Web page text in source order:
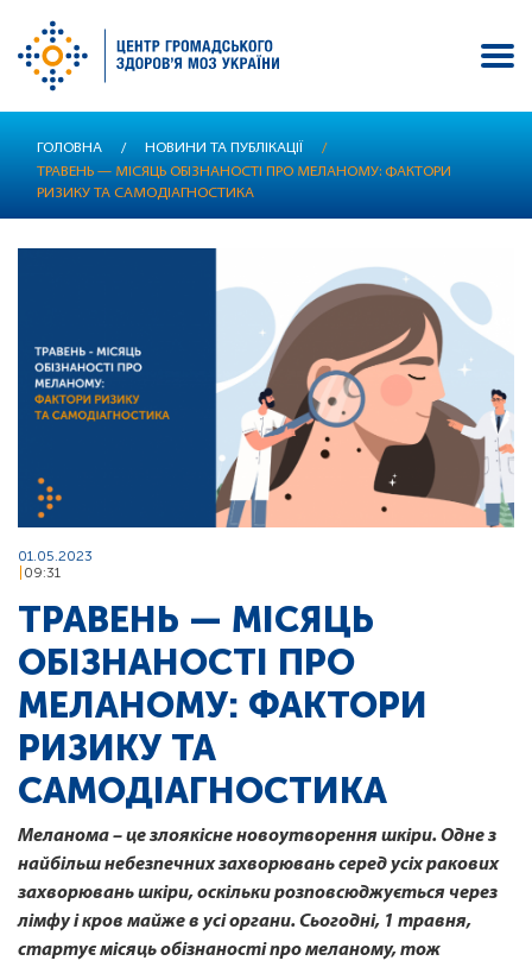
ГОЛОВНА / НОВИНИ ТА ПУБЛІКАЦІЇ
/
ТРАВЕНЬ — МІСЯЦЬ ОБІЗНАНОСТІ ПРО МЕЛАНОМУ: ФАКТОРИ
РИЗИКУ ТА САМОДІАГНОСТИКА
01.05.2023
09:31
ТРАВЕНЬ — МІСЯЦЬ
ОБІЗНАНОСТІ ПРО
МЕЛАНОМУ: ФАКТОРИ
РИЗИКУ ТА
САМОДІАГНОСТИКА
Меланома – це злоякісне новоутворення шкіри. Одне з
найбільш небезпечних захворювань серед усіх ракових
захворювань шкіри, оскільки розповсюджується через
лімфу і кров майже в усі органи. Сьогодні, 1 травня,
стартує місяць обізнаності про меланому, тож